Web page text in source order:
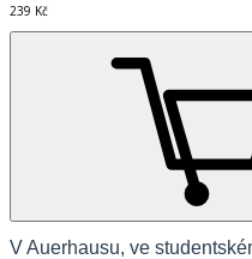
239 Kč
V Auerhausu, ve studentské